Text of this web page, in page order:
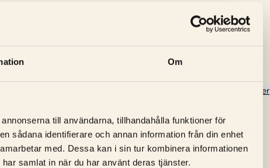
Om
till användarna, tillhandahålla funktioner för
sådana identifierare och annan information från din enhet
med. Dessa kan i sin tur kombinera informationen
samlat in när du har använt deras tjänster.
Läs mer